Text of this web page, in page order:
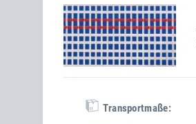
Transportmaße: